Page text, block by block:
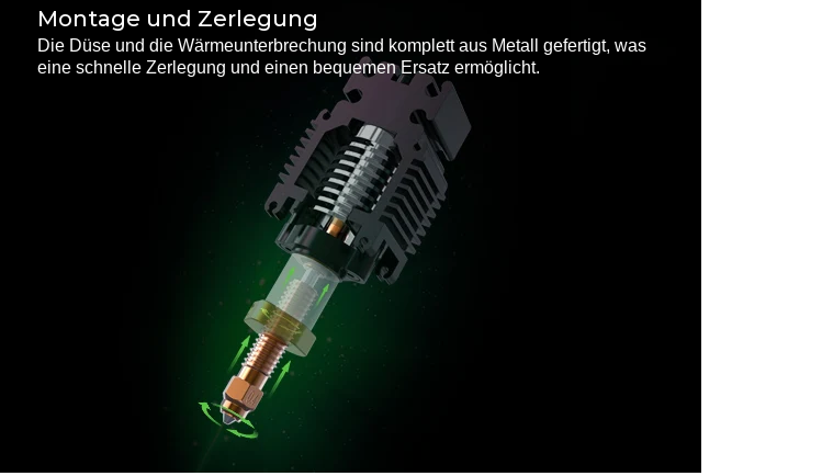
Montage und Zerlegung
Die Düse und die Wärmeunterbrechung sind komplett aus Metall gefertigt, was
eine schnelle Zerlegung und einen bequemen Ersatz ermöglicht.